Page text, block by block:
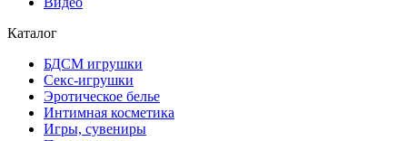
Каталог
БДСМ игрушки
Секс-игрушки
Эротическое белье
Интимная косметика
Игры, сувениры